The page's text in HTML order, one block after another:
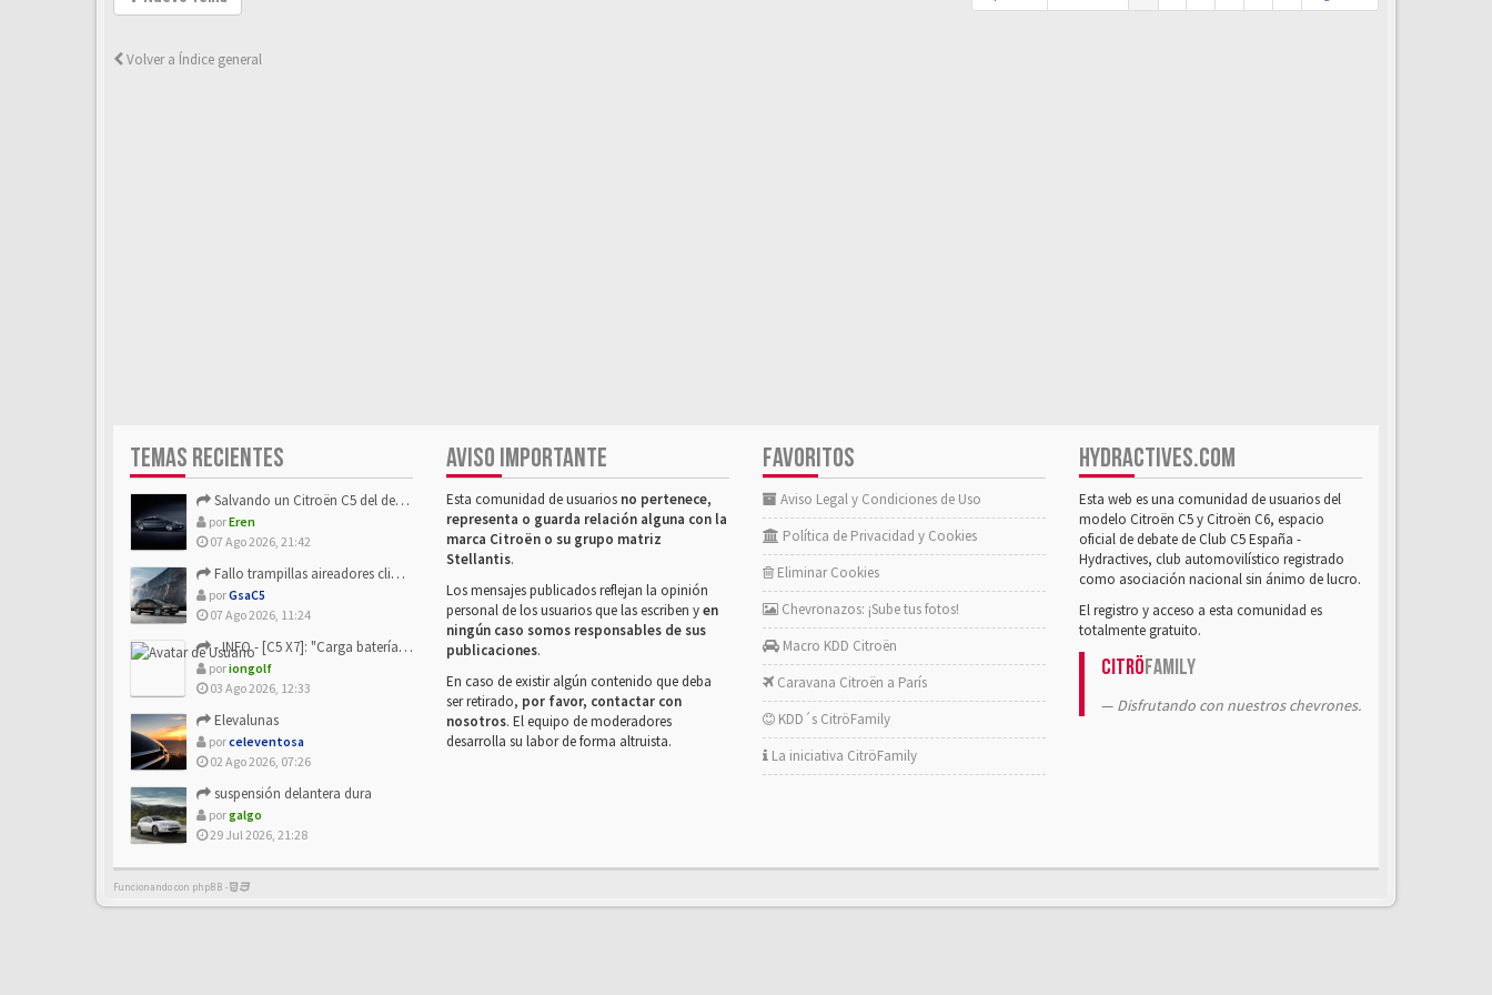
Volver a Índice general
TEMAS RECIENTES
Salvando un Citroën C5 del desguace: Presentación y seguimiento
porEren
07 Ago 2026, 21:42
Fallo trampillas aireadores climatizador
porGsaC5
07 Ago 2026, 11:24
- INFO - [C5 X7]: "Carga batería o alimentación eléctri...
poriongolf
03 Ago 2026, 12:33
Elevalunas
porceleventosa
02 Ago 2026, 07:26
suspensión delantera dura
porgalgo
29 Jul 2026, 21:28
AVISO IMPORTANTE
Esta comunidad de usuarios no pertenece,
representa o guarda relación alguna con la
marca Citroën o su grupo matriz
Stellantis.
Los mensajes publicados reflejan la opinión
personal de los usuarios que las escriben yen
ningún caso somos responsables de sus
publicaciones.
En caso de existir algún contenido que deba
ser retirado, por favor, contactar con
nosotros. El equipo de moderadores
desarrolla su labor de forma altruista.
FAVORITOS
Aviso Legal y Condiciones de Uso
Política de Privacidad y Cookies
Eliminar Cookies
Chevronazos: ¡Sube tus fotos!
Macro KDD Citroën
Caravana Citroën a París
KDD´s CitröFamily
La iniciativa CitröFamily
HYDRACTIVES.COM
Esta web es una comunidad de usuarios del
modelo Citroën C5 y Citroën C6, espacio
oficial de debate de Club C5 España -
Hydractives, club automovilístico registrado
como asociación nacional sin ánimo de lucro.
El registro y acceso a esta comunidad es
totalmente gratuito.
CitröFamily
Disfrutando con nuestros chevrones.
Funcionando con phpBB -